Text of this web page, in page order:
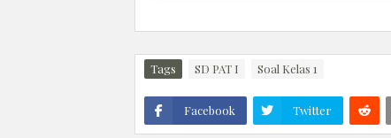
Tags SD PAT I Soal Kelas 1
Facebook Twitter